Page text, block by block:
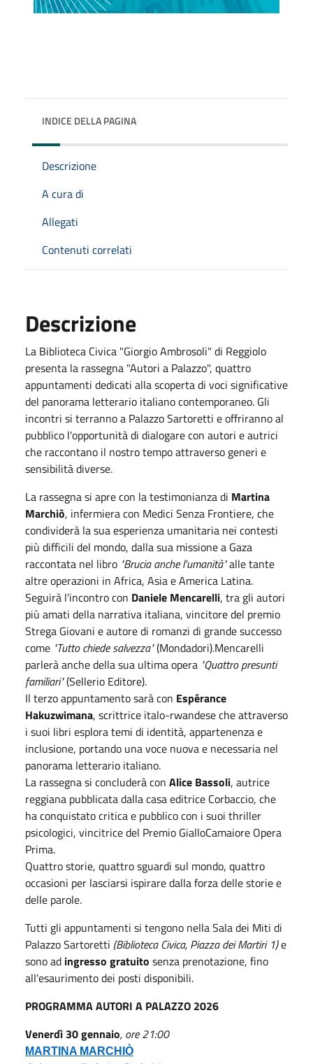
INDICE DELLA PAGINA
Descrizione
A cura di
Allegati
Contenuti correlati
Descrizione
La Biblioteca Civica "Giorgio Ambrosoli" di Reggiolo
presenta la rassegna "Autori a Palazzo", quattro
appuntamenti dedicati alla scoperta di voci significative
del panorama letterario italiano contemporaneo. Gli
incontri si terranno a Palazzo Sartoretti e offriranno al
pubblico l'opportunità di dialogare con autori e autrici
che raccontano il nostro tempo attraverso generi e
sensibilità diverse.
La rassegna si apre con la testimonianza di Martina
Marchiò, infermiera con Medici Senza Frontiere, che
condividerà la sua esperienza umanitaria nei contesti
più difficili del mondo, dalla sua missione a Gaza
raccontata nel libro "Brucia anche l'umanità"alle tante
altre operazioni in Africa, Asia e America Latina.
Seguirà l'incontro con Daniele Mencarelli, tra gli autori
più amati della narrativa italiana, vincitore del premio
Strega Giovani e autore di romanzi di grande successo
come "Tutto chiede salvezza"(Mondadori).Mencarelli
parlerà anche della sua ultima opera "Quattro presunti
familiari"(Sellerio Editore).
Il terzo appuntamento sarà con Espérance
Hakuzwimana, scrittrice italo-rwandese che attraverso
i suoi libri esplora temi di identità, appartenenza e
inclusione, portando una voce nuova e necessaria nel
panorama letterario italiano.
La rassegna si concluderà con Alice Bassoli, autrice
reggiana pubblicata dalla casa editrice Corbaccio, che
ha conquistato critica e pubblico con i suoi thriller
psicologici, vincitrice del Premio GialloCamaiore Opera
Prima.
Quattro storie, quattro sguardi sul mondo, quattro
occasioni per lasciarsi ispirare dalla forza delle storie e
delle parole.
Tutti gli appuntamenti si tengono nella Sala dei Miti di
Palazzo Sartoretti (Biblioteca Civica, Piazza dei Martiri 1)e
sono ad ingresso gratuito senza prenotazione, fino
all'esaurimento dei posti disponibili.
PROGRAMMA AUTORI A PALAZZO 2026
Venerdì 30 gennaio, ore 21:00
MARTINA MARCHIÒ